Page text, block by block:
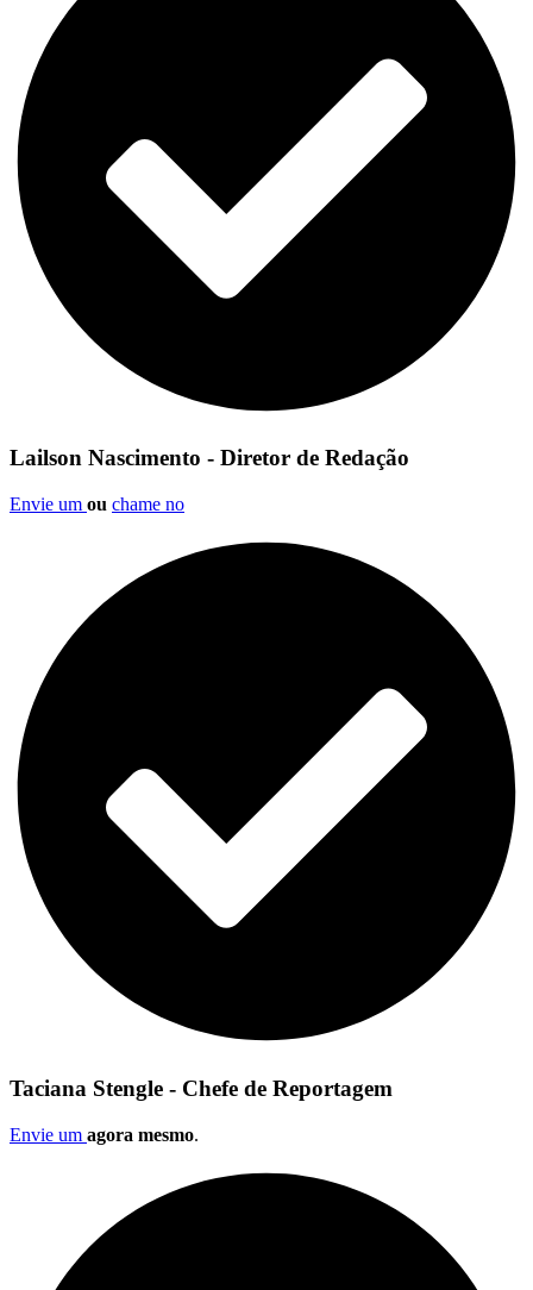
Lailson Nascimento - Diretor de Redação
Envie um ou chame no
Taciana Stengle - Chefe de Reportagem
Envie um agora mesmo.